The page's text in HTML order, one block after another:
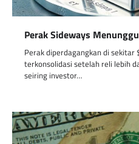
Perak Sideways
Perak diperdagangkan di sekitar
terkonsolidasi setelah reli lebih
seiring investor…